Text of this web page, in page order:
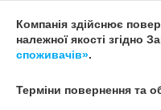
Компанія здійснює
належної якості згідно
споживачів».
Терміни повернення та